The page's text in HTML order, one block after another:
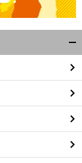
閉
る